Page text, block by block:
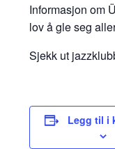
Informasjon om
lov å gle seg
Sjekk ut
Legg til i